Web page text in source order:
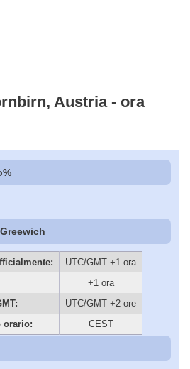
Austria - ora
UTC/GMT +1 ora
+1 ora
UTC/GMT +2 ore
orario:
CEST